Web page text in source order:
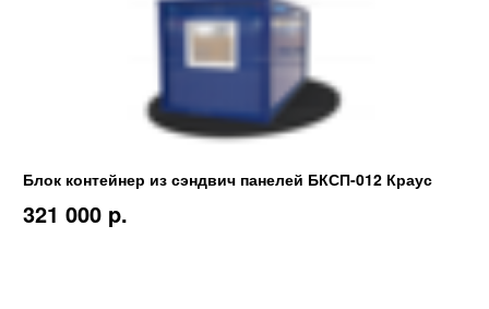
Блок контейнер из сэндвич панелей БКСП-012 Краус
321 000 p.